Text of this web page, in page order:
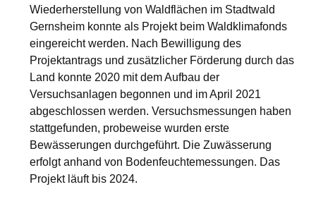
Wiederherstellung von Waldflächen imStadtwald
Gernsheimkonnte als Projekt beim Waldklimafonds
eingereicht werden. Nach Bewilligung des
Projektantrags und zusätzlicher Förderung durch das
Land konnte 2020 mit dem Aufbau der
Versuchsanlagen begonnen und im April 2021
abgeschlossen werden. Versuchsmessungen haben
stattgefunden, probeweise wurden erste
Bewässerungen durchgeführt. Die Zuwässerung
erfolgt anhand von Bodenfeuchtemessungen. Das
Projekt läuft bis 2024.